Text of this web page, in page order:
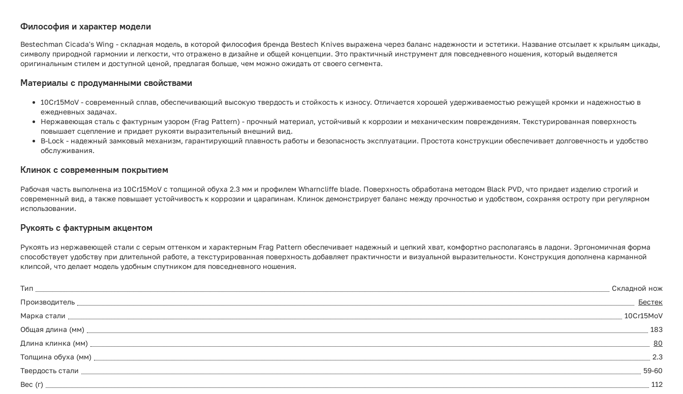
Философия и характер модели
Bestechman Cicada's Wing - складная модель, в которой философия бренда Bestech Knives выражена через баланс надежности и эстетики. Название отсылает к крыльям цикады,
символу природной гармонии и легкости, что отражено в дизайне и общей концепции. Это практичный инструмент для повседневного ношения, который выделяется
оригинальным стилем и доступной ценой, предлагая больше, чем можно ожидать от своего сегмента.
Материалы с продуманными свойствами
10Cr15MoV - современный сплав, обеспечивающий высокую твердость и стойкость к износу. Отличается хорошей удерживаемостью режущей кромки и надежностью в
ежедневных задачах.
Нержавеющая сталь с фактурным узором (Frag Pattern) - прочный материал, устойчивый к коррозии и механическим повреждениям. Текстурированная поверхность
повышает сцепление и придает рукояти выразительный внешний вид.
B-Lock - надежный замковый механизм, гарантирующий плавность работы и безопасность эксплуатации. Простота конструкции обеспечивает долговечность и удобство
обслуживания.
Клинок с современным покрытием
Рабочая часть выполнена из 10Cr15MoV с толщиной обуха 2.3 мм и профилем Wharncliffe blade. Поверхность обработана методом Black PVD, что придает изделию строгий и
современный вид, а также повышает устойчивость к коррозии и царапинам. Клинок демонстрирует баланс между прочностью и удобством, сохраняя остроту при регулярном
использовании.
Рукоять с фактурным акцентом
Рукоять из нержавеющей стали с серым оттенком и характерным Frag Pattern обеспечивает надежный и цепкий хват, комфортно располагаясь в ладони. Эргономичная форма
способствует удобству при длительной работе, а текстурированная поверхность добавляет практичности и визуальной выразительности. Конструкция дополнена карманной
клипсой, что делает модель удобным спутником для повседневного ношения.
Тип
Складной нож
Производитель
Бестек
Марка стали
10Cr15MoV
Общая длина (мм)
183
Длина клинка (мм)
80
Толщина обуха (мм)
2.3
Твердость стали
59-60
Вес (г)
112